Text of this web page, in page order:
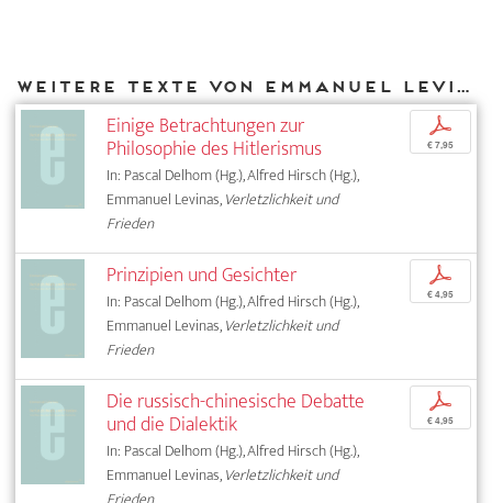
Weitere Texte von Emmanuel Levinas bei DIAPHANES
Einige Betrachtungen zur
Philosophie des Hitlerismus
In: Pascal Delhom (Hg.), Alfred Hirsch (Hg.),
Emmanuel Levinas,Verletzlichkeit und
Frieden
p
€ 7,95
Prinzipien und Gesichter
In: Pascal Delhom (Hg.), Alfred Hirsch (Hg.),
Emmanuel Levinas,Verletzlichkeit und
Frieden
p
€ 4,95
Die russisch-chinesische Debatte
und die Dialektik
In: Pascal Delhom (Hg.), Alfred Hirsch (Hg.),
Emmanuel Levinas,Verletzlichkeit und
p
€ 4,95